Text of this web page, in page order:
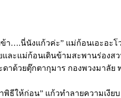
….นี่นังแก้วค่ะ” แม่ก้อนเอะอะ
ะแม่ก้อนเดินข้ามสะพานร่อง
ดาด้วยตุ๊กตากุมาร กองพวงม
ธีให้ก่อน” แก้วทำลายความเงียบ